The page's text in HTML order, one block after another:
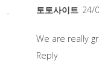
토토사이트 24/
We are really
Reply